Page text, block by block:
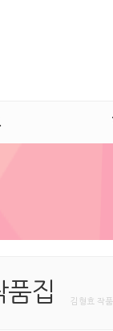
품집 김형효 작